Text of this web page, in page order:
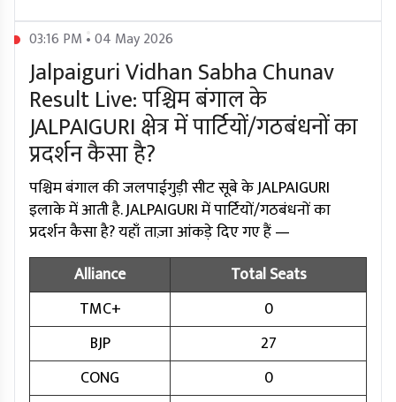
03:16 PM • 04 May 2026
Jalpaiguri Vidhan Sabha Chunav
Result Live: पश्चिम बंगाल के
JALPAIGURI क्षेत्र में पार्टियों/गठबंधनों का
प्रदर्शन कैसा है?
पश्चिम बंगाल की जलपाईगुड़ी सीट सूबे के JALPAIGURI
इलाके में आती है. JALPAIGURI में पार्टियों/गठबंधनों का
प्रदर्शन कैसा है? यहाँ ताज़ा आंकड़े दिए गए हैं —
Alliance
Total Seats
TMC+
0
BJP
27
CONG
0